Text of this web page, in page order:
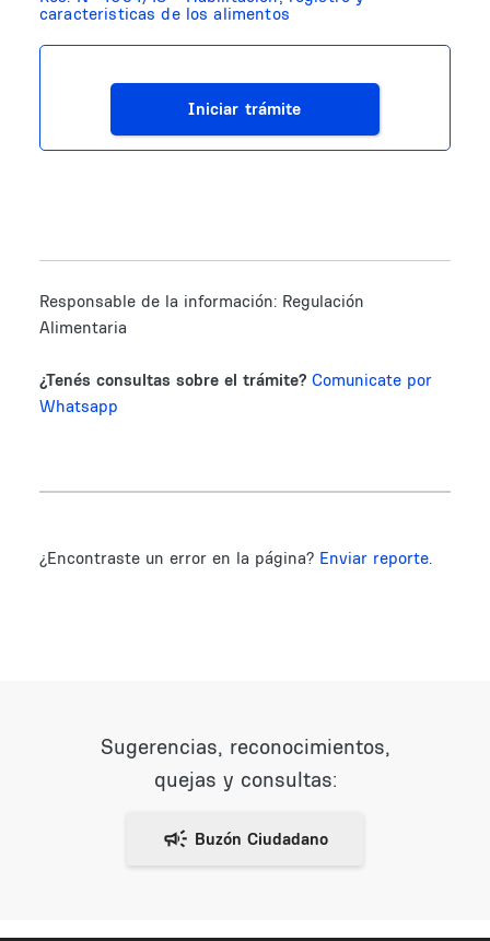
caracteristicas de los alimentos
Iniciar trámite
Responsable de la información: Regulación
Alimentaria
¿Tenés consultas sobre el trámite? Comunicate por
Whatsapp
¿Encontraste un error en la página? Enviar reporte.
Sugerencias, reconocimientos,
quejas y consultas: